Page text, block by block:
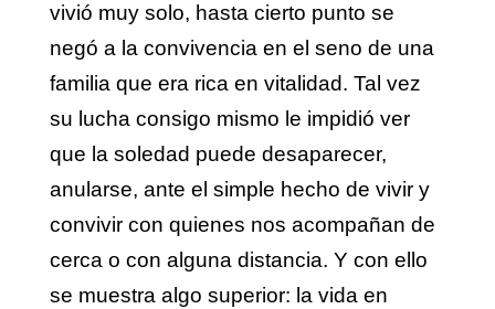
vivió muy solo, hasta cierto punto se
negó a la convivencia en el seno de una
familia que era rica en vitalidad. Tal vez
su lucha consigo mismo le impidió ver
que la soledad puede desaparecer,
anularse, ante el simple hecho de vivir y
convivir con quienes nos acompañan de
cerca o con alguna distancia. Y con ello
se muestra algo superior: la vida en